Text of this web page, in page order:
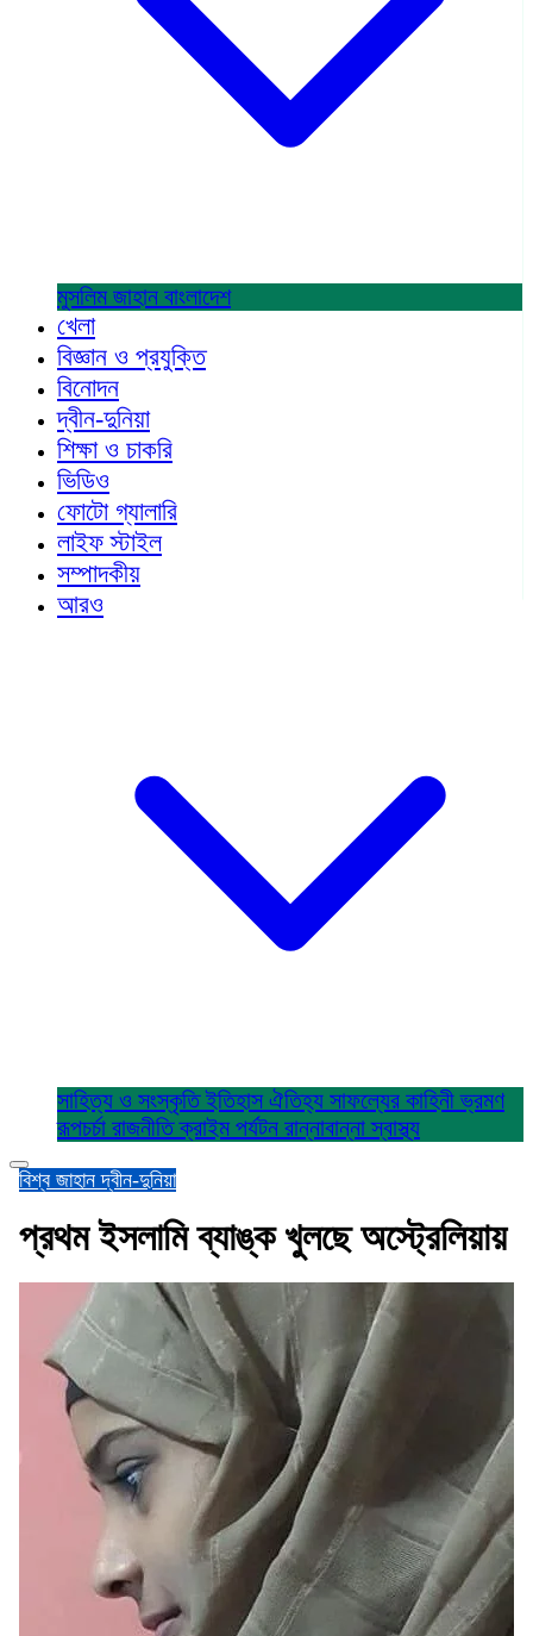
মুসলিম জাহান বাংলাদেশ
খেলা
বিজ্ঞান ও প্রযুক্তি
বিনোদন
দ্বীন-দুনিয়া
শিক্ষা ও চাকরি
ভিডিও
ফোটো গ্যালারি
লাইফ স্টাইল
সম্পাদকীয়
আরও
সাহিত্য ও সংস্কৃতিইতিহাস ঐতিহ্য সাফল্যের কাহিনীভ্রমণ
রূপচর্চা রাজনীতিক্রাইম পর্যটন রান্নাবান্নাস্বাস্থ্য
বিশ্ব জাহানদ্বীন-দুনিয়া
প্রথম ইসলামি ব্যাঙ্ক খুলছে অস্ট্রেলিয়ায়